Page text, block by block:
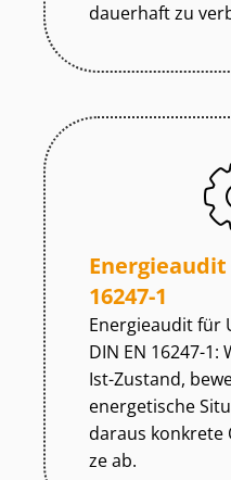
dauerhaft zu
Energieaudit
16247-1
Energieaudit für
DIN EN 16247-
Ist-Zustand,
energetische
daraus
ze ab.